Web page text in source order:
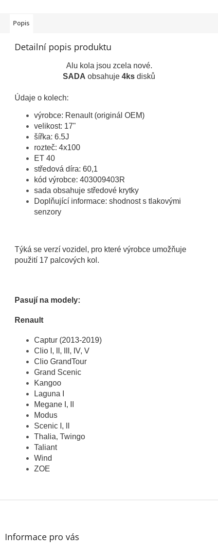
Popis
Detailní popis produktu
Alu kola jsou zcela nové.
SADA obsahuje 4ks disků
Údaje o kolech:
výrobce: Renault (originál OEM)
velikost: 17"
šířka: 6.5J
rozteč: 4x100
ET 40
středová díra: 60,1
kód výrobce: 403009403R
sada obsahuje středové krytky
Doplňující informace: shodnost s tlakovými
senzory
Týká se verzí vozidel, pro které výrobce umožňuje
použití 17 palcových kol.
Pasují na modely:
Renault
Captur (2013-2019)
Clio I, II, III, IV, V
Clio GrandTour
Grand Scenic
Kangoo
Laguna I
Megane I, II
Modus
Scenic I, II
Thalia, Twingo
Taliant
Wind
ZOE
Z
Informace pro vás